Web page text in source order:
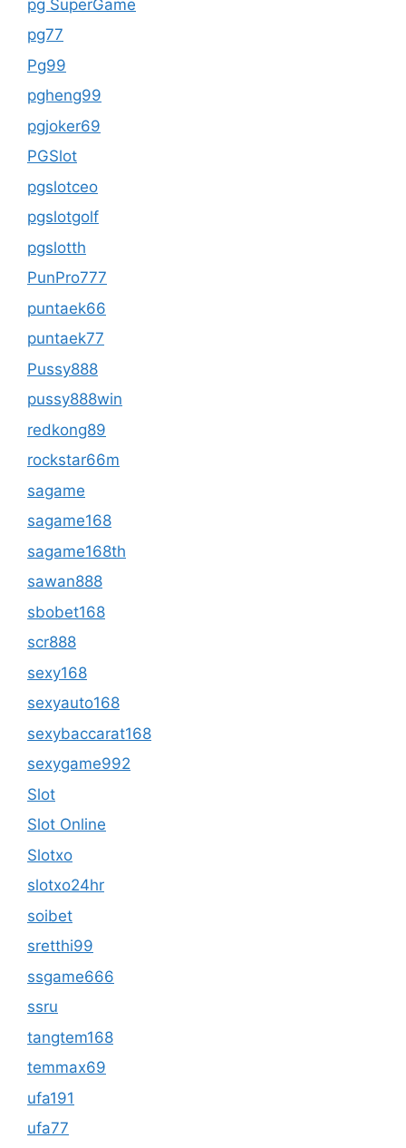
pg SuperGame
pg77
Pg99
pgheng99
pgjoker69
PGSlot
pgslotceo
pgslotgolf
pgslotth
PunPro777
puntaek66
puntaek77
Pussy888
pussy888win
redkong89
rockstar66m
sagame
sagame168
sagame168th
sawan888
sbobet168
scr888
sexy168
sexyauto168
sexybaccarat168
sexygame992
Slot
Slot Online
Slotxo
slotxo24hr
soibet
sretthi99
ssgame666
ssru
tangtem168
temmax69
ufa191
ufa77